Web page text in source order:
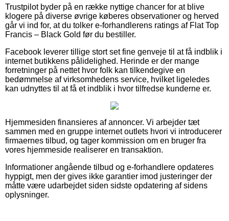
Trustpilot byder på en række nyttige chancer for at blive
klogere på diverse øvrige køberes observationer og herved
går vi ind for, at du tolker e-forhandlerens ratings af Flat Top
Francis – Black Gold før du bestiller.
Facebook leverer tillige stort set fine genveje til at få indblik i
internet butikkens pålidelighed. Herinde er der mange
forretninger på nettet hvor folk kan tilkendegive en
bedømmelse af virksomhedens service, hvilket ligeledes
kan udnyttes til at få et indblik i hvor tilfredse kunderne er.
Hjemmesiden finansieres af annoncer. Vi arbejder tæt
sammen med en gruppe internet outlets hvori vi introducerer
firmaernes tilbud, og tager kommission om en bruger fra
vores hjemmeside realiserer en transaktion.
Informationer angående tilbud og e-forhandlere opdateres
hyppigt, men der gives ikke garantier imod justeringer der
måtte være udarbejdet siden sidste opdatering af sidens
oplysninger.